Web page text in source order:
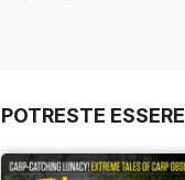
POTRESTE